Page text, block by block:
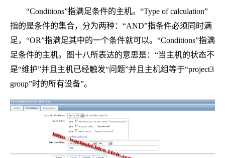
“Conditions”指满足条件的主机。“Type of calculation”
指的是条件的集合，分为两种：“AND”指条件必须同时满
足，“OR”指满足其中的一个条件就可以。“Conditions”指满
足条件的主机。图十八所表达的意思是：“当主机的状态不
是“维护”并且主机已经触发“问题”并且主机组等于“project3
group”时的所有设备”。